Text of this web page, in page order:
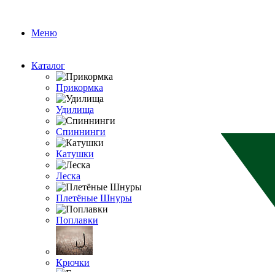
Меню
Каталог
Прикормка
Удилища
Спиннинги
Катушки
Леска
Плетёные Шнуры
Поплавки
Крючки